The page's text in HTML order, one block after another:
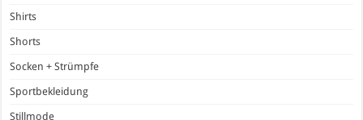
Shirts
Shorts
Socken + Strümpfe
Sportbekleidung
Stillmode